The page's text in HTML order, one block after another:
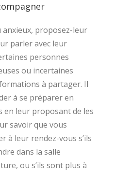
anxieux, proposez-leur
parler avec leur
personnes
ou incertaines
à partager. Il
à se préparer en
en leur proposant de les
savoir que vous
à leur rendez-vous s’ils
dans la salle
ou s’ils sont plus à